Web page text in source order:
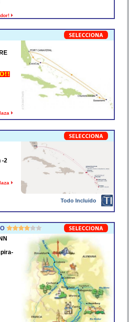
-2
Todo Incluido